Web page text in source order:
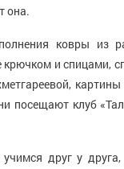
она.
ковры из
и спицами,
посещают клуб
друг у